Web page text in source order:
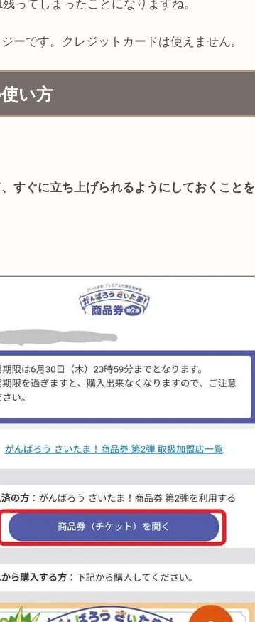
ってしまったことになりますね。
ーです。クレジットカードは使えません。
い方
すぐに立ち上げられるようにしておくことを